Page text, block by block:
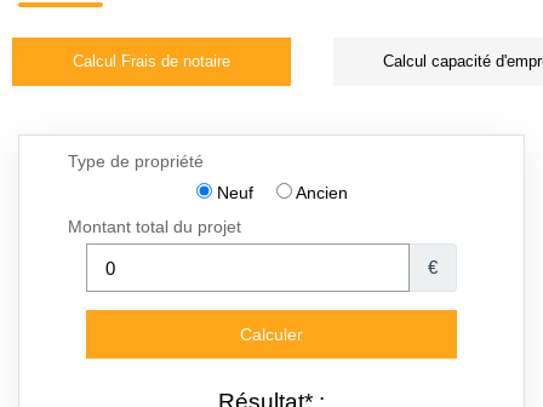
Calcul Frais de notaire Calcul capacité